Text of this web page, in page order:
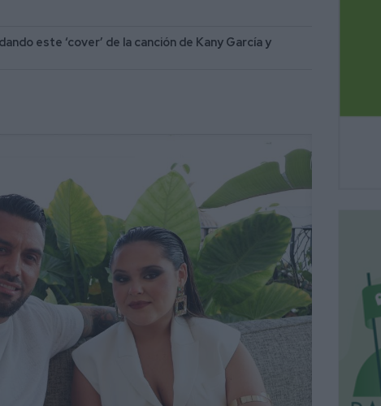
este ‘cover’ de la canción de Kany García y